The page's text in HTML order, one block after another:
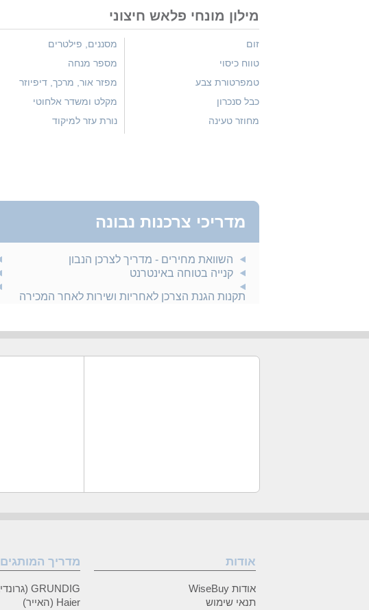
מילון מונחי פלאש חיצוני
זום
טווח כיסוי
טמפרטורת צבע
כבל סנכרון
מחוזר טעינה
מסננים, פילטרים
מספר מנחה
מפזר אור, מרכך, דיפיוזר
מקלט ומשדר אלחוטי
נורת עזר למיקוד
מדריכי צרכנות נבונה
השוואת מחירים - מדריך לצרכן הנבון
קנייה בטוחה באינטרנט
תקנות הגנת הצרכן לאחריות ושירות לאחר המכירה
אודות
אודות WiseBuy
תנאי שימוש
מדריך המותגים
GRUNDIG (גרונדיג)
Haier (האייר)